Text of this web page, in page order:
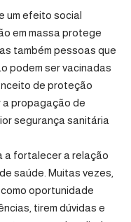
um efeito social
em massa protege
também pessoas que
podem ser vacinadas
de proteção
a propagação de
segurança sanitária
a fortalecer a relação
saúde. Muitas vezes,
oportunidade
tirem dúvidas e